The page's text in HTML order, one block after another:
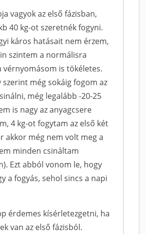
vagyok az első fázisban,
40 kg-ot szeretnék fogyni.
káros hatásait nem érzem,
szintem a normálisra
vérnyomásom is tökéletes.
szerint még sokáig fogom az
még legalább -20-25
is nagy az anyagcsere
4 kg-ot fogytam az első két
akkor még nem volt meg a
minden csináltam
Ezt abból vonom le, hogy
a fogyás, sehol sincs a napi
érdemes kísérletezgetni, ha
van az első fázisból.